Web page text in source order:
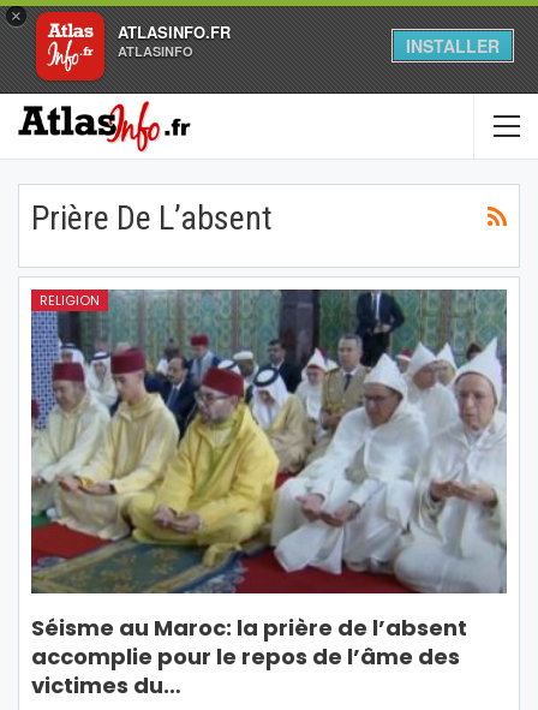
×
ATLASINFO.FR
ATLASINFO INSTALLER
Prière De L’absent
RELIGION
Séisme au Maroc: la prière de l’absent
accomplie pour le repos de l’âme des
victimes du…